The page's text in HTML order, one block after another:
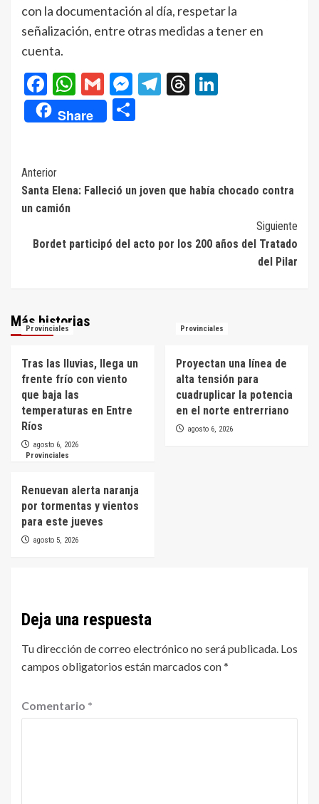
con la documentación al día, respetar la
señalización, entre otras medidas a tener en
cuenta.
Facebook
WhatsApp
GmailMessenger
Telegram
Threads
Share
Navegación
de
Anterior
Santa Elena: Falleció un joven que había chocado contra
un camión
Siguiente
Bordet participó del acto por los 200 años del Tratado
del Pilar
Más historias
Provinciales
Tras las lluvias, llega un
frente frío con viento
que baja las
temperaturas en Entre
Ríos
agosto 6, 2026
Provinciales
Proyectan una línea de
alta tensión para
cuadruplicar la potencia
en el norte entrerriano
agosto 6, 2026
Provinciales
Renuevan alerta naranja
por tormentas y vientos
para este jueves
agosto 5, 2026
Deja una respuesta
Tu dirección de correo electrónico no será publicada. Los
campos obligatorios están marcados con*
Comentario *